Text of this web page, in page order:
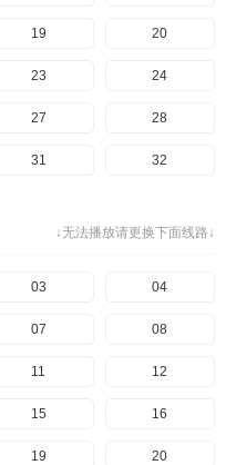
19 20
23 24
27 28
31 32
43 44
47 48
51 52
55 56
59 60
↓无法播放请更换下面线路↓
03 04
07 08
11 12
15 16
19 20